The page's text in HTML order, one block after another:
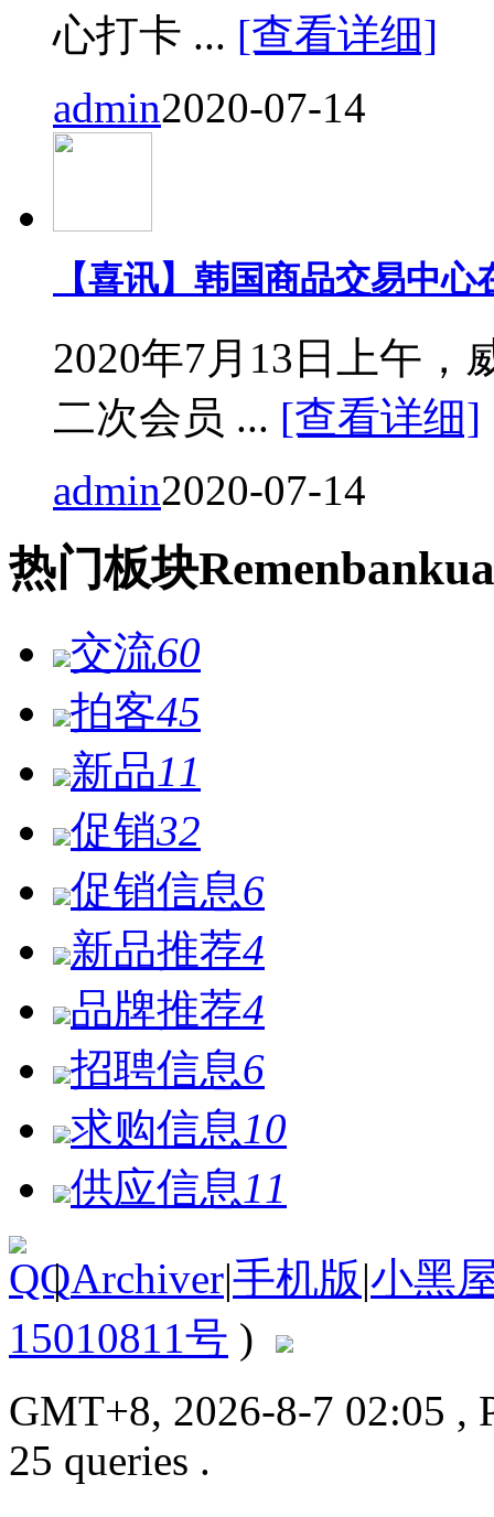
心打卡 ... [查看详细]
admin2020-07-14
【喜讯】韩国商品交易中
2020年7月13日上午，
二次会员 ... [查看详细]
admin2020-07-14
热门板块Remen
交流60
拍客45
新品11
促销32
促销信息6
新品推荐4
品牌推荐4
招聘信息6
求购信息10
供应信息11
| Archiver|手机版|小黑
15010811号 )
GMT+8, 2026-8-7 02:05 ,
25 queries .